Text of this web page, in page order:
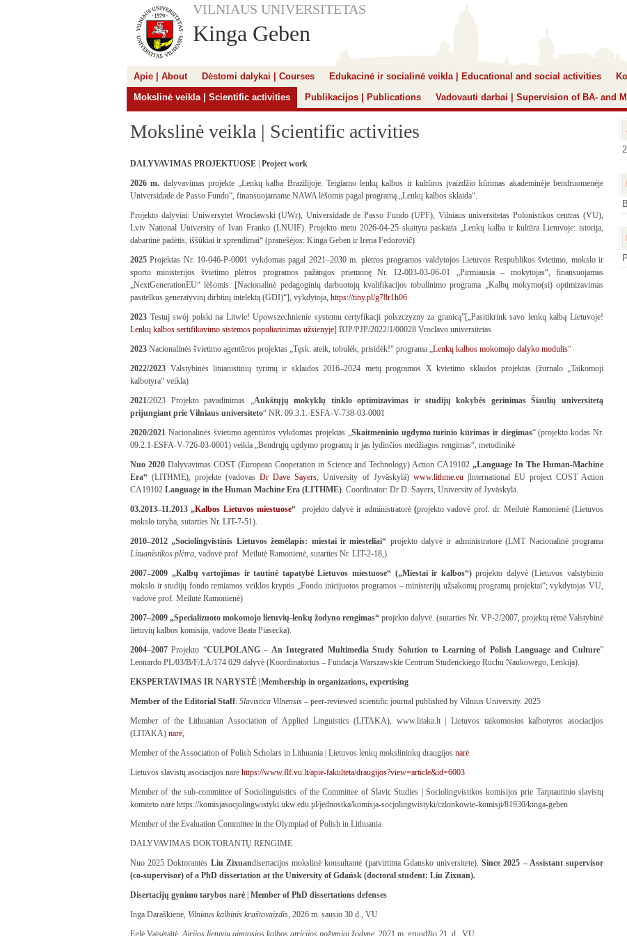
VILNIAUS UNIVERSITETAS
Kinga Geben
Apie | About Dėstomi dalykai | Courses Edukacinė ir socialinė veikla | Educational and social activities
Mokslinė veikla | Scientific activities
Publikacijos | Publications Vadovauti darbai | Supervision of BA- and
Mokslinė veikla | Scientific activities
DALYVAVIMAS PROJEKTUOSE Project work
2026 m. dalyvavimas projekte „Lenkų kalba Brazilijoje. Teigiamo lenkų kalbos ir kultūros įvaizdžio kūrimas akademinėje bendruomenėje
Universidade de Passo Fundo“, finansuojamame NAWA lėšomis pagal programą „Lenkų kalbos sklaida“.
Projekto dalyviai: Uniwersytet Wrocławski (UWr), Universidade de Passo Fundo (UPF), Vilniaus universitetas Polonistikos centras (VU),
Lviv National University of Ivan Franko (LNUIF). Projekto metu 2026-04-25 skaityta paskaita „Lenkų kalba ir kultūra Lietuvoje: istorija,
dabartinė padėtis, iššūkiai ir sprendimai“ (pranešėjos: Kinga Geben ir Irena Fedorovič)
2025 Projektas Nr. 10-046-P-0001 vykdomas pagal 2021–2030 m. plėtros programos valdytojos Lietuvos Respublikos švietimo, mokslo ir
sporto ministerijos švietimo plėtros programos pažangos priemonę Nr. 12-003-03-06-01 „Pirmiausia – mokytojas“, finansuojamas
„NextGenerationEU“ lėšomis. [Nacionalinė pedagoginių darbuotojų kvalifikacijos tobulinimo programa „Kalbų mokymo(si) optimizavimas
pasitelkus generatyvinį dirbtinį intelektą (GDI)“], vykdytoja, https://tiny.pl/g78r1h06
2023 Testuj swój polski na Litwie! Upowszechnienie systemu certyfikacji polszczyzny za granicą”[„Pasitikrink savo lenkų kalbą Lietuvoje!
Lenkų kalbos sertifikavimo sistemos populiarinimas užsienyje] BJP/PJP/2022/1/00028 Vroclavo universitetas
2023 Nacionalinės švietimo agentūros projektas „Tęsk: ateik, tobulėk, prisidėk!“ programa „Lenkų kalbos mokomojo dalyko modulis“
2022/2023 Valstybinės lituanistinių tyrimų ir sklaidos 2016–2024 metų programos X kvietimo sklaidos projektas (žurnalo „Taikomoji
kalbotyra“ veikla)
2021/2023 Projekto pavadinimas „Aukštųjų mokyklų tinklo optimizavimas ir studijų kokybės gerinimas Šiaulių universitetą
prijungiant prie Vilniaus universiteto“ NR. 09.3.1.-ESFA-V-738-03-0001
2020/2021 Nacionalinės švietimo agentūros vykdomas projektas „Skaitmeninio ugdymo turinio kūrimas ir diegimas“ (projekto kodas Nr.
09.2.1-ESFA-V-726-03-0001) veikla „Bendrųjų ugdymo programų ir jas lydinčios medžiagos rengimas“, metodinikė
Nuo 2020Dalyvavimas COST (European Cooperation in Science and Technology) Action CA19102„Language In The Human-Machine
Era“ (LITHME), projekte (vadovasDr Dave Sayers, University of Jyväskylä) www.lithme.eu|International EU project COST Action
CA19102 Language in the Human Machine Era (LITHME). Coordinator: Dr D. Sayers, University of Jyväskylä.
03.2013–11.2013 „Kalbos Lietuvos miestuose“ projekto dalyvė ir administratorė(projekto vadovė prof. dr. Meilutė Ramonienė (Lietuvos
mokslo taryba, sutarties Nr. LIT-7-51).
2010–2012 „Sociolingvistinis Lietuvos žemėlapis: miestai ir miesteliai“ projekto dalyvė ir administratorė (LMT Nacionalinė programa
Lituanistikos plėtra, vadovė prof. Meilutė Ramonienė, sutarties Nr. LIT-2-18,).
2007–2009 „Kalbų vartojimas ir tautinė tapatybė Lietuvos miestuose“ („Miestai ir kalbos“)projekto dalyvė (Lietuvos valstybinio
mokslo ir studijų fondo remiamos veiklos kryptis „Fondo inicijuotos programos – ministerijų užsakomų programų projektai“; vykdytojas VU,
vadovė prof. Meilutė Ramonienė)
2007–2009 „Specializuoto mokomojo lietuvių-lenkų žodyno rengimas“ projekto dalyvė. (sutarties Nr. VP-2/2007, projektą rėmė Valstybinė
lietuvių kalbos komisija, vadovė Beata Piasecka).
2004–2007Projekto “CULPOLANG – An Integrated Multimedia Study Solution to Learning of Polish Language and Culture”
Leonardo PL/03/B/F/LA/174 029 dalyvė (Koordinatorius – Fundacja Warszawskie Centrum Studenckiego Ruchu Naukowego, Lenkija).
EKSPERTAVIMAS IR NARYSTĖ |Membership in organizations, expertising
Member of the Editorial Staff: Slavistica Vilnensis – peer-reviewed scientific journal published by Vilnius University. 2025
Member of the Lithuanian Association of Applied Linguistics (LITAKA), www.litaka.lt | Lietuvos taikomosios kalbotyros asociacijos
(LITAKA) narė,
Member of the Association of Polish Scholars in Lithuania | Lietuvos lenkų mokslininkų draugijos narė
Lietuvos slavistų asociacijos narė https://www.flf.vu.lt/apie-fakulteta/draugijos?view=article&id=6003
Member of the sub-committee of Sociolinguistics of the Committee of Slavic Studies | Sociolingvistikos komisijos prie Tarptautinio slavistų
komiteto narė https://komisjasocjolingwistyki.ukw.edu.pl/jednostka/komisja-socjolingwistyki/czlonkowie-komisji/81930/kinga-geben
Member of the Evaluation Committee in the Olympiad of Polish in Lithuania
DALYVAVIMAS DOKTORANTŲ RENGIME
Nuo 2025 Doktorantės Liu Zixuandisertacijos mokslinė konsultantė (patvirtinta Gdansko universitete).Since 2025 – Assistant supervisor
(co-supervisor) of a PhD dissertation at the University of Gdańsk (doctoral student: Liu Zixuan).
Disertacijų gynimo tarybos narė Member of PhD dissertations defenses
Inga Daraškienė, Vilniaus kalbinis kraštovaizdis, 2026 m. sausio 30 d., VU
Eglė Vaisėtaitė, Airijos lietuvių gimtosios kalbos atricijos požymiai žodyne , 2021 m. gruodžio 21 d., VU